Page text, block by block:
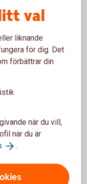
avgiften?
ändrats?
val
liknande
för dig. Det
förbättrar din
när du vill,
när du är
.